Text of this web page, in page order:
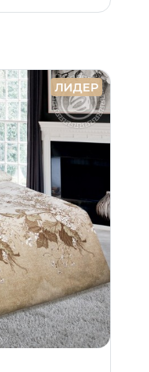
ЛИДЕР